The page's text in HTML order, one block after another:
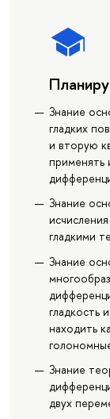
Знание
гладких
и вторую
применять
Знание
гладкими
Знание
гладкость
находить
Знание
двух